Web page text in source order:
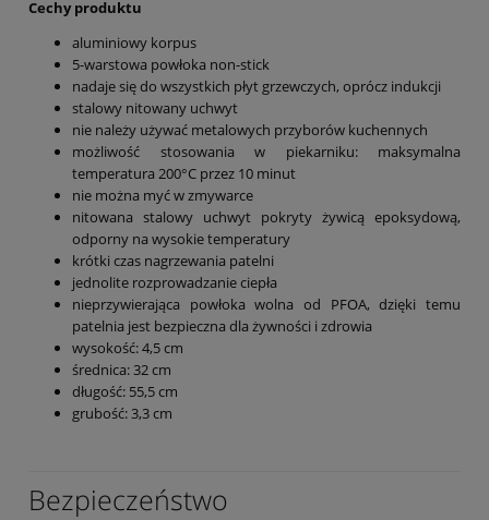
Cechy produktu
aluminiowy korpus
5-warstowa powłoka non-stick
nadaje się do wszystkich płyt grzewczych, oprócz indukcji
stalowy nitowany uchwyt
nie należy używać metalowych przyborów kuchennych
możliwość stosowania w piekarniku: maksymalna
temperatura 200°C przez 10 minut
nie można myć w zmywarce
nitowana stalowy uchwyt pokryty żywicą epoksydową,
odporny na wysokie temperatury
krótki czas nagrzewania patelni
jednolite rozprowadzanie ciepła
nieprzywierająca powłoka wolna od PFOA, dzięki temu
patelnia jest bezpieczna dla żywności i zdrowia
wysokość: 4,5 cm
średnica: 32 cm
długość: 55,5 cm
grubość: 3,3 cm
Bezpieczeństwo